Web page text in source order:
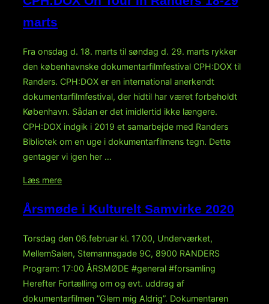
marts
Fra onsdag d. 18. marts til søndag d. 29. marts rykker
den københavnske dokumentarfilmfestival CPH:DOX til
Randers. CPH:DOX er en international anerkendt
dokumentarfilmfestival, der hidtil har været forbeholdt
København. Sådan er det imidlertid ikke længere.
CPH:DOX indgik i 2019 et samarbejde med Randers
Bibliotek om en uge i dokumentarfilmens tegn. Dette
gentager vi igen her …
Læs mere“CPH:DOX
Tour
Randers
18-
29
marts”
Årsmøde i Kulturelt Samvirke 2020
Torsdag den 06.februar kl. 17.00, Underværket,
MellemSalen, Stemannsgade 9C, 8900 RANDERS
Program: 17:00 ÅRSMØDE #general #forsamling
Herefter Fortælling om og evt. uddrag af
dokumentarfilmen ”Glem mig Aldrig”. Dokumentaren